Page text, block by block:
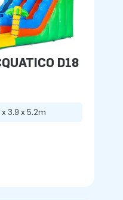
D18
x 3.9 x 5.2m